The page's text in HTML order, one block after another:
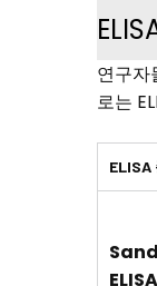
연구자
로는
ELISA